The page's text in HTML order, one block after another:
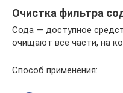
Очистка фильтра
Сода — доступное
очищают все части, на
Способ применения: